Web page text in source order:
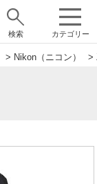
カテゴリー
検索
> Nikon（ニコン） >